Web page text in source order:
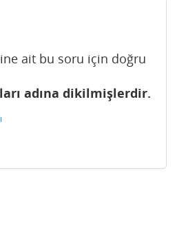
ait bu soru için doğru
adına dikilmişlerdir.